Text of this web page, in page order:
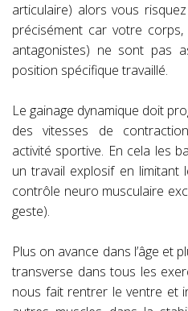
articulaire) alors vous
précisément car votre
antagonistes) ne sont pas
position spécifique travaillé.
Le gainage dynamique doit
des vitesses de
activité sportive. En cela les
un travail explosif en limitant
contrôle neuro musculaire
geste).
Plus on avance dans l’âge et
transverse dans tous les
nous fait rentrer le ventre et